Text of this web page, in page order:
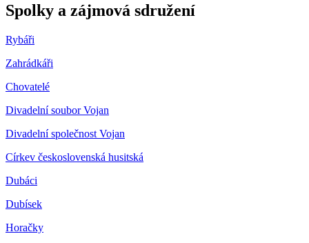
Spolky a zájmová sdružení
Rybáři
Zahrádkáři
Chovatelé
Divadelní soubor Vojan
Divadelní společnost Vojan
Církev československá husitská
Dubáci
Dubísek
Horačky